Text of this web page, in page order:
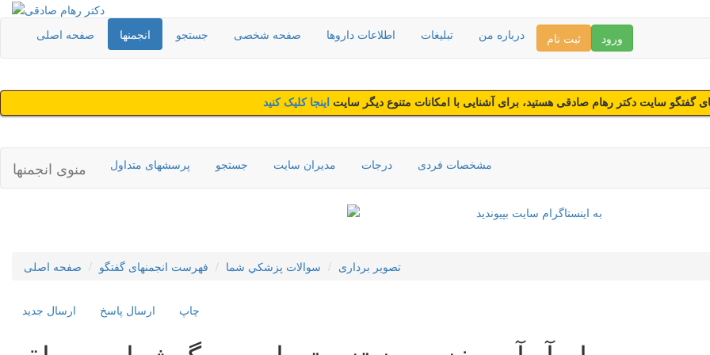
صفحه اصلی انجمنها جستجو صفحه شخصی اطلاعات داروها تبلیغات درباره من ثبت نام ورود
گفتگو سایت دکتر رهام صادقی هستید، برای آشنایی با امکانات متنوع دیگر سایت اینجا کلیک کنید
منوی انجمنها پرسشهای متداول جستجو مدیران سایت درجات مشخصات فردی
صفحه اصلی فهرست انجمنهای گفتگو سوالات پزشکي شما تصویر برداری
ارسال جديد ارسال پاسخ چاپ